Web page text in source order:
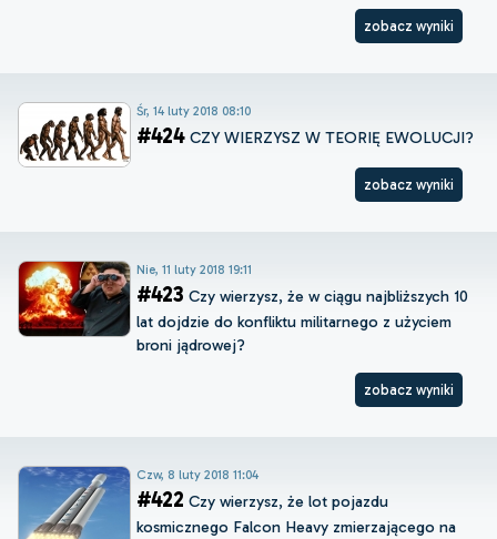
zobacz wyniki
Śr, 14 luty 2018 08:10
#424 CZY WIERZYSZ W TEORIĘ EWOLUCJI?
zobacz wyniki
Nie, 11 luty 2018 19:11
#423 Czy wierzysz, że w ciągu najbliższych 10
lat dojdzie do konfliktu militarnego z użyciem
broni jądrowej?
zobacz wyniki
Czw, 8 luty 2018 11:04
#422 Czy wierzysz, że lot pojazdu
kosmicznego Falcon Heavy zmierzającego na